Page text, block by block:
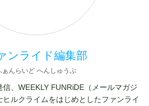
ンライド編集部
ぁんらいど へんしゅうぶ
、WEEKLY FUNRiDE（メールマガジ
ヒルクライムをはじめとしたファンライ